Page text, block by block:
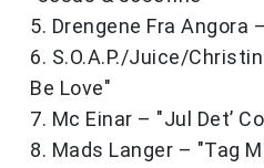
5. Drengene Fra Angora
6. S.O.A.P./Juice/
Be Love"
7. Mc Einar – "Jul Det’
8. Mads Langer – "Tag